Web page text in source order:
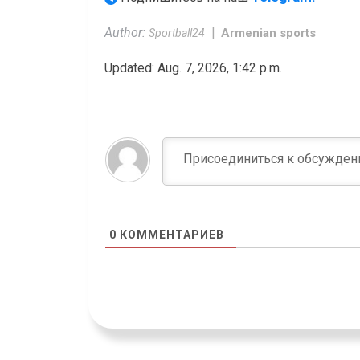
Author: Sportball24 Armenian sports
Updated: Aug. 7, 2026, 1:42 p.m.
0 КОММЕНТАРИЕВ